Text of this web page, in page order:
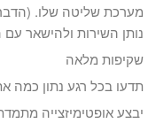
מערכת שליטה שלו.
נותן השירות ולהישאר
שקיפות מלאה
תדעו בכל רגע נתון כמה
יבצע אופטימיזצייה